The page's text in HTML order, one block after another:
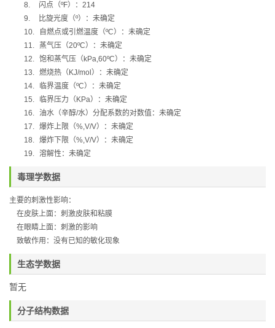
8.
闪点（ºF）： 214
9.
比旋光度（º）：未确定
10.
自燃点或引燃温度（ºC）：未确定
11.
蒸气压（20ºC）：未确定
12. 饱和蒸气压（ kPa,60ºC）：未确定
13. 燃烧热（ KJ/mol ）：未确定
14.
临界温度（ºC）：未确定
15.
临界压力（ KPa）：未确定
16. 油水（辛醇/水）分配系数的对数值：未确定
17. 爆炸上限（%,V/V）：未确定
18. 爆炸下限（%,V/V）：未确定
19. 溶解性：未确定
毒理学数据
主要的刺激性影响：
在皮肤上面：刺激皮肤和粘膜
在眼睛上面：刺激的影响
致敏作用：没有已知的敏化现象
生态学数据
暂无
分子结构数据